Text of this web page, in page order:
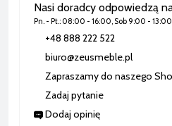
Nasi doradcy odpowiedzą
Pn. - Pt.: 08:00 - 16:00, Sob 9:00 - 13:00
+48 888 222 522
biuro@zeusmeble.pl
Zapraszamy do naszego
Zadaj pytanie
Dodaj opinię